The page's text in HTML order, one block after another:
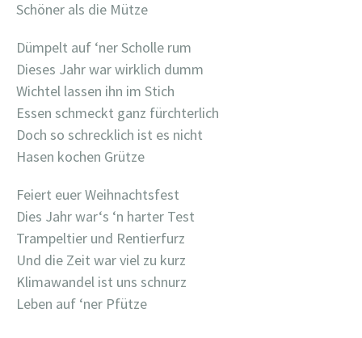
Schöner als die Mütze
Dümpelt auf ‘ner Scholle rum
Dieses Jahr war wirklich dumm
Wichtel lassen ihn im Stich
Essen schmeckt ganz fürchterlich
Doch so schrecklich ist es nicht
Hasen kochen Grütze
Feiert euer Weihnachtsfest
Dies Jahr war‘s ‘n harter Test
Trampeltier und Rentierfurz
Und die Zeit war viel zu kurz
Klimawandel ist uns schnurz
Leben auf ‘ner Pfütze